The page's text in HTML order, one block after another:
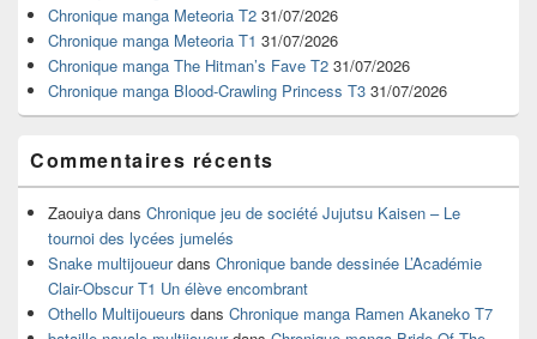
pour
barre
latérale
Chronique manga Meteoria T2 31/07/2026
Chronique manga Meteoria T1 31/07/2026
Chronique manga The Hitman’s Fave T2 31/07/2026
Chronique manga Blood-Crawling Princess T3 31/07/2026
Commentaires récents
Zaouiya dans Chronique jeu de société Jujutsu Kaisen – Le
tournoi des lycées jumelés
Snake multijoueurdans Chronique bande dessinée L’Académie
Clair-Obscur T1 Un élève encombrant
Othello Multijoueurs dans Chronique manga Ramen Akaneko T7